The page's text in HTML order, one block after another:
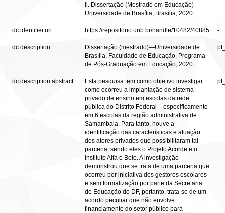
il. Dissertação (Mestrado em Educação)—
Universidade de Brasília, Brasília, 2020.
dc.identifier.uri https://repositorio.unb.br/handle/10482/40885 -
dc.description
Dissertação (mestrado)—Universidade de
Brasília, Faculdade de Educação, Programa
de Pós-Graduação em Educação, 2020.
dc.description.abstract
Esta pesquisa tem como objetivo investigar
como ocorreu a implantação de sistema
privado de ensino em escolas da rede
pública do Distrito Federal – especificamente
em 6 escolas da região administrativa de
Samambaia. Para tanto, houve a
identificação das características e atuação
dos atores privados que possibilitaram tal
parceria, sendo eles o Projeto Acorde e o
Instituto Alfa e Beto. A investigação
demonstrou que se trata de uma parceria que
ocorreu por iniciativa dos gestores escolares
e sem formalização por parte da Secretaria
de Educação do DF, portanto, trata-se de um
acordo peculiar que não envolve
financiamento do setor público para